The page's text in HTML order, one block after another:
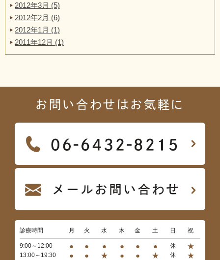
2012年3月 (5)
2012年2月 (6)
2012年1月 (1)
2011年12月 (1)
お問い合わせはお気軽に
診療時間 月 火 水 木 金 土 日 祝
9:00～12:00 ● ● ● ● ● ● 休 ★
13:00～19:30 ● ● ★ ● ● ★ 休 ★